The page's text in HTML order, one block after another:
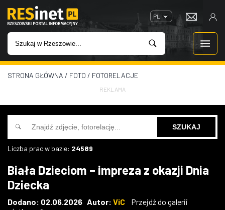
PL
WIADOMOŚCI
INWESTYCJE
IMPREZY
W KINACH
STRONA GŁÓWNA / FOTO / FOTORELACJE
REKLAMA
Liczba prac w bazie: 24589
Biała Dzieciom – impreza z okazji Dnia
Dziecka
Dodano: 02.06.2026 Autor: ViC
Przejdź do galerii